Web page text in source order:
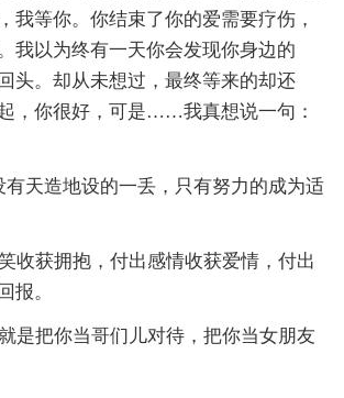
我等你。你结束了你的爱需要疗伤，
我以为终有一天你会发现你身边的
头。却从未想过，最终等来的却还
，你很好，可是……我真想说一句：
天造地设的一丢，只有努力的成为适
获拥抱，付出感情收获爱情，付出
报。
把你当哥们儿对待，把你当女朋友